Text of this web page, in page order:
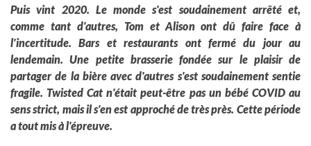
Puis vint 2020. Le monde s'est soudainement arrêté et,
comme tant d'autres, Tom et Alison ont dû faire face à
l'incertitude. Bars et restaurants ont fermé du jour au
lendemain. Une petite brasserie fondée sur le plaisir de
partager de la bière avec d'autres s'est soudainement sentie
fragile. Twisted Cat n'était peut-être pas un bébé COVID au
sens strict, mais il s'en est approché de très près. Cette période
a tout mis à l'épreuve.